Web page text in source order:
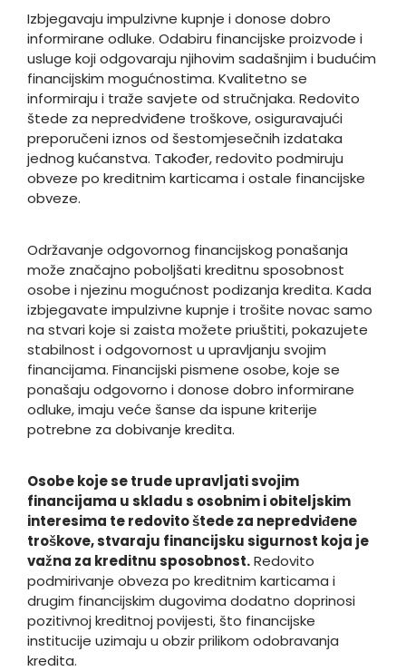
Izbjegavaju impulzivne kupnje i donose dobro
informirane odluke. Odabiru financijske proizvode i
usluge koji odgovaraju njihovim sadašnjim i budućim
financijskim mogućnostima. Kvalitetno se
informiraju i traže savjete od stručnjaka. Redovito
štede za nepredviđene troškove, osiguravajući
preporučeni iznos od šestomjesečnih izdataka
jednog kućanstva. Također, redovito podmiruju
obveze po kreditnim karticama i ostale financijske
obveze.
Održavanje odgovornog financijskog ponašanja
može značajno poboljšati kreditnu sposobnost
osobe i njezinu mogućnost podizanja kredita. Kada
izbjegavate impulzivne kupnje i trošite novac samo
na stvari koje si zaista možete priuštiti, pokazujete
stabilnost i odgovornost u upravljanju svojim
financijama. Financijski pismene osobe, koje se
ponašaju odgovorno i donose dobro informirane
odluke, imaju veće šanse da ispune kriterije
potrebne za dobivanje kredita.
Osobe koje se trude upravljati svojim
financijama u skladu s osobnim i obiteljskim
interesima te redovito štede za nepredviđene
troškove, stvaraju financijsku sigurnost koja je
važna za kreditnu sposobnost.Redovito
podmirivanje obveza po kreditnim karticama i
drugim financijskim dugovima dodatno doprinosi
pozitivnoj kreditnoj povijesti, što financijske
institucije uzimaju u obzir prilikom odobravanja
kredita.